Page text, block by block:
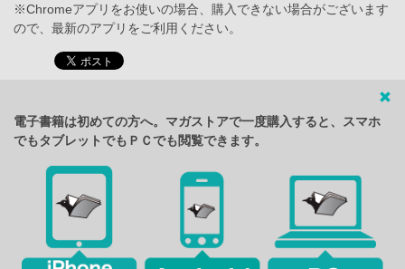
※Chromeアプリをお使いの場合、購入できない場合がございます
ので、最新のアプリをご利用ください。
電子書籍は初めての方へ。マガストアで一度購入すると、スマホ
でもタブレットでもＰＣでも閲覧できます。